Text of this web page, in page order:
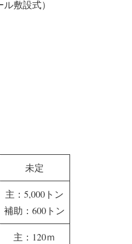
敷設式）
未定
主：5,000トン
補助：600トン
主：120ｍ